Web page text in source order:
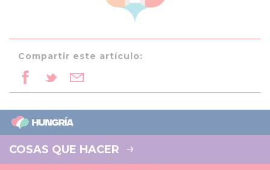
Compartir este artículo:
COSAS QUE HACER